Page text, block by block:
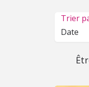
Trier
Date